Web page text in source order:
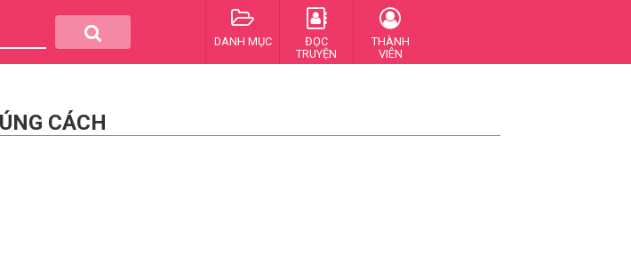
DANH MỤC
ĐỌC
TRUYỆN
THÀNH
VIÊN
CÁCH